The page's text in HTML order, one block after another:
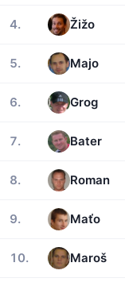
4. Žižo
5. Majo
6. Grog
7. Bater
8. Roman
9. Maťo
10. Maroš